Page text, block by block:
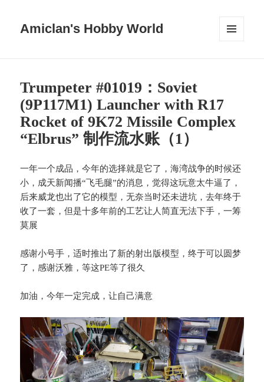
Amiclan's Hobby World
Trumpeter #01019：Soviet
(9P117M1) Launcher with R17
Rocket of 9K72 Missile Complex
“Elbrus” 制作流水账（1）
一年一个成品，今年的选择就是它了，海湾战争的时候还
小，成天新闻播“飞毛腿”的消息，觉得这玩意太牛逼了，
后来威龙也出了它的模型，无奈当时还未进坑，去年终于
收了一套，但是十多年前的工艺让人简直无法下手，一筹
莫展
感谢小号手，适时推出了新的射出版模型，终于可以圆梦
了，感谢沃雅，等这PE等了很久
加油，今年一定完成，让自己满意